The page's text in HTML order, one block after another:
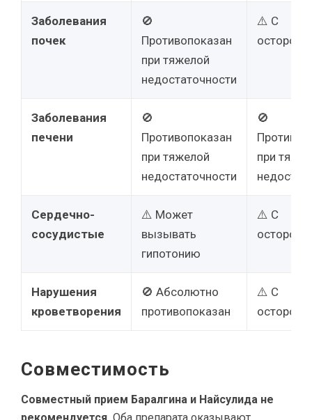
Заболевания
почек
🚫
Противопоказан
при тяжелой
недостаточности
⚠️ С
Заболевания
печени
🚫
Противопоказан
при тяжелой
недостаточности
🚫
при
Сердечно-
сосудистые
⚠️ Может
вызывать
гипотонию
⚠️ С
Нарушения
кроветворения
🚫 Абсолютно
противопоказан
⚠️ С
Совместимость
Совместный прием Баралгина и Найсулида не